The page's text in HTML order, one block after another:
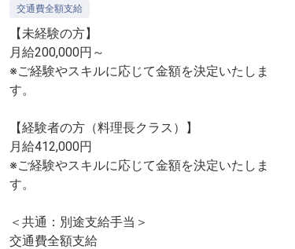
交通費全額支給
【未経験の方】
月給200,000円～
※ご経験やスキルに応じて金額を決定いたしま
す。
【経験者の方（料理長クラス）】
月給412,000円
※ご経験やスキルに応じて金額を決定いたしま
す。
＜共通：別途支給手当＞
交通費全額支給